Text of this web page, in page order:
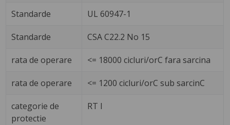
Standarde UL 60947-1
Standarde CSA C22.2 No 15
rata de operare <= 18000 cicluri/orC fara sarcina
rata de operare <= 1200 cicluri/orC sub sarcinC
categorie de
protectie
RT I